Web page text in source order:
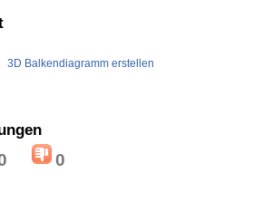
3D Balkendiagramm erstellen
0